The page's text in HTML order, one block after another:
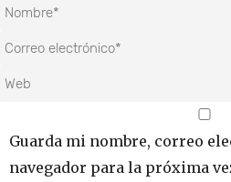
Guarda mi nombre, correo
navegador para la próxima